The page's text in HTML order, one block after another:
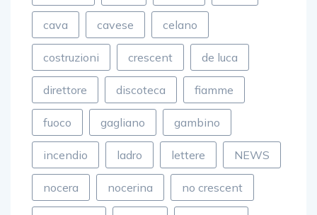
cava cavese celano
costruzioni crescent de luca
direttore discoteca fiamme
fuoco gagliano gambino
incendio ladro lettere NEWS
nocera nocerina no crescent